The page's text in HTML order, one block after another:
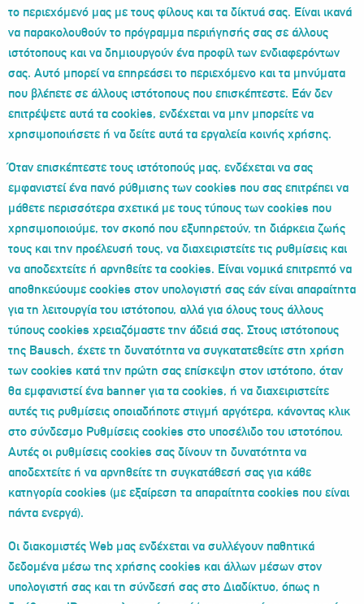
το περιεχόμενό μας με τους φίλους και τα δίκτυά σας. Είναι ικανά
να παρακολουθούν το πρόγραμμα περιήγησής σας σε άλλους
ιστότοπους και να δημιουργούν ένα προφίλ των ενδιαφερόντων
σας. Αυτό μπορεί να επηρεάσει το περιεχόμενο και τα μηνύματα
που βλέπετε σε άλλους ιστότοπους που επισκέπτεστε. Εάν δεν
επιτρέψετε αυτά τα cookies, ενδέχεται να μην μπορείτε να
χρησιμοποιήσετε ή να δείτε αυτά τα εργαλεία κοινής χρήσης.
Όταν επισκέπτεστε τους ιστότοπούς μας, ενδέχεται να σας
εμφανιστεί ένα πανό ρύθμισης των cookies που σας επιτρέπει να
μάθετε περισσότερα σχετικά με τους τύπους των cookies που
χρησιμοποιούμε, τον σκοπό που εξυπηρετούν, τη διάρκεια ζωής
τους και την προέλευσή τους, να διαχειριστείτε τις ρυθμίσεις και
να αποδεχτείτε ή αρνηθείτε τα cookies. Είναι νομικά επιτρεπτό να
αποθηκεύουμε cookies στον υπολογιστή σας εάν είναι απαραίτητα
για τη λειτουργία του ιστότοπου, αλλά για όλους τους άλλους
τύπους cookies χρειαζόμαστε την άδειά σας. Στους ιστότοπους
της Bausch, έχετε τη δυνατότητα να συγκατατεθείτε στη χρήση
των cookies κατά την πρώτη σας επίσκεψη στον ιστότοπο, όταν
θα εμφανιστεί ένα banner για τα cookies, ή να διαχειριστείτε
αυτές τις ρυθμίσεις οποιαδήποτε στιγμή αργότερα, κάνοντας κλικ
στο σύνδεσμο Ρυθμίσεις cookies στο υποσέλιδο του ιστοτόπου.
Αυτές οι ρυθμίσεις cookies σας δίνουν τη δυνατότητα να
αποδεχτείτε ή να αρνηθείτε τη συγκατάθεσή σας για κάθε
κατηγορία cookies (με εξαίρεση τα απαραίτητα cookies που είναι
πάντα ενεργά).
Οι διακομιστές Web μας ενδέχεται να συλλέγουν παθητικά
δεδομένα μέσω της χρήσης cookies και άλλων μέσων στον
υπολογιστή σας και τη σύνδεσή σας στο Διαδίκτυο, όπως η